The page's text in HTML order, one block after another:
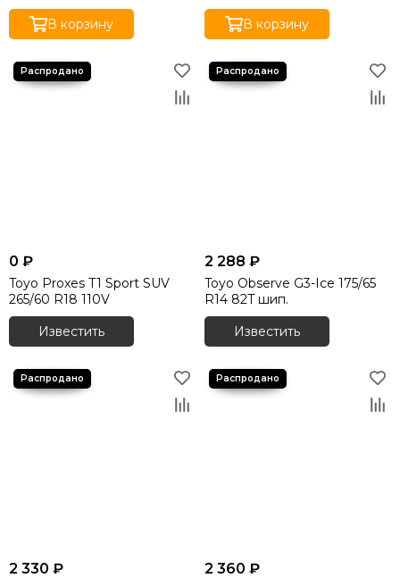
В корзину
В корзину
0 ₽
Toyo Proxes T1 Sport SUV
265/60 R18 110V
Известить
2 288 ₽
Toyo Observe G3-Ice 175/65
R14 82T шип.
Известить
2 330 ₽ 2 360 ₽